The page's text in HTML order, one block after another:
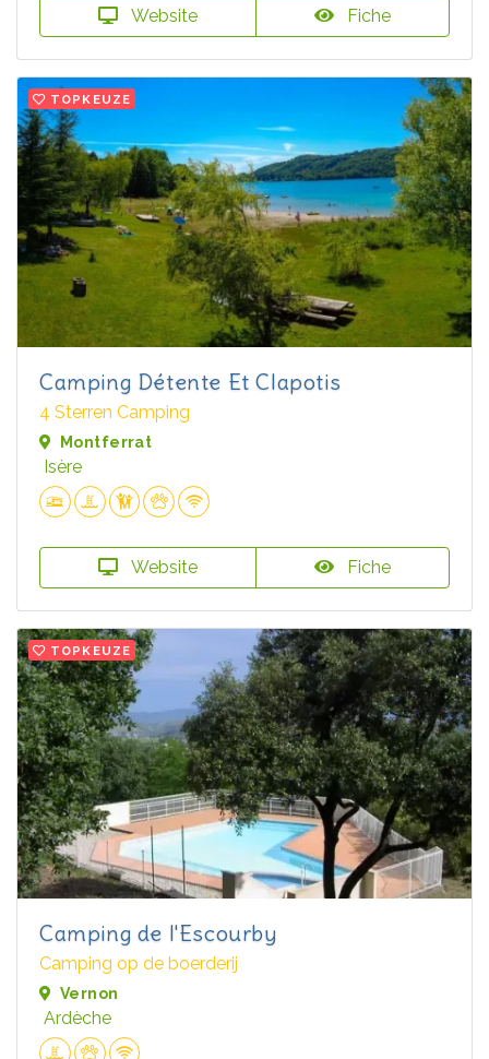
Website Fiche
TOPKEUZE
Camping Détente Et Clapotis
4 Sterren Camping
Montferrat
Isère
Website Fiche
TOPKEUZE
Camping de l'Escourby
Camping op de boerderij
Vernon
Ardèche